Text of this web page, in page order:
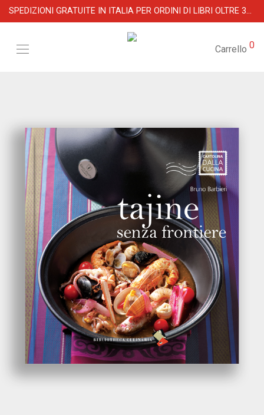
SPEDIZIONI GRATUITE IN ITALIA PER ORDINI DI LIBRI OLTRE 39 €
Carrello 0